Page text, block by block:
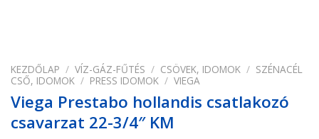
KEZDŐLAP / VÍZ-GÁZ-FŰTÉS / CSÖVEK, IDOMOK / SZÉNACÉL
CSŐ, IDOMOK / PRESS IDOMOK / VIEGA
Viega Prestabo hollandis csatlakozó
csavarzat 22-3/4″ KM